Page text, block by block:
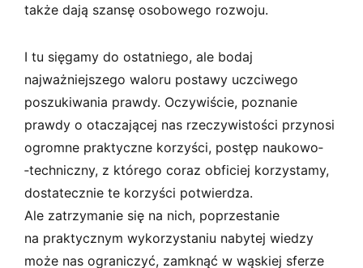
także dają szansę osobowego rozwoju.
I tu sięgamy do ostatniego, ale bodaj
najważniejszego waloru postawy uczciwego
poszukiwania prawdy. Oczywiście, poznanie
prawdy o otaczającej nas rzeczywistości przynosi
ogromne praktyczne korzyści, postęp naukowo­
‑techniczny, z którego coraz obficiej korzystamy,
dostatecznie te korzyści potwierdza.
Ale zatrzymanie się na nich, poprzestanie
na praktycznym wykorzystaniu nabytej wiedzy
może nas ograniczyć, zamknąć w wąskiej sferze